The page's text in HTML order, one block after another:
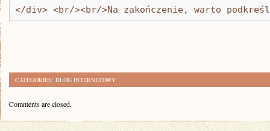
</div> <br/><br/>Na zakończenie, warto
CATEGORIES: BLOG INTERNETOWY
Comments are closed.